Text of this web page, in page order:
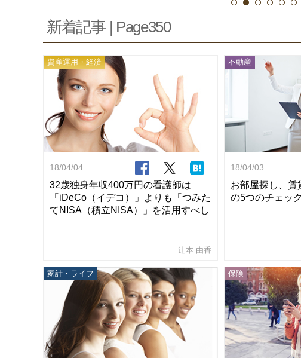
新着記事 | Page350
資産運用・経済
18/04/04
32歳独身年収400万円の看護師は
「iDeCo（イデコ）」よりも「つみた
てNISA（積立NISA）」を活用すべし
辻本 由香
不動産
18/04/03
お部屋探し、賃
の5つのチェッ
家計・ライフ 保険